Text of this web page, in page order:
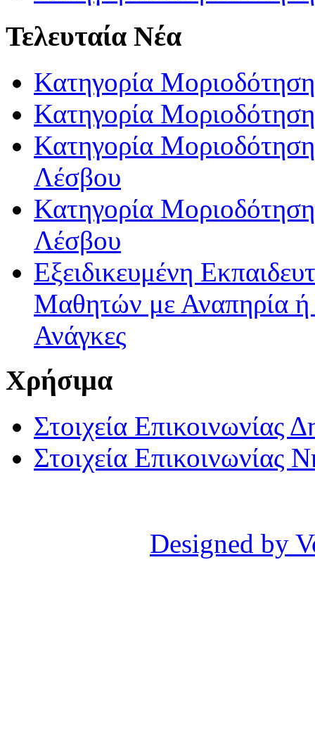
Τελευταία Νέα
Κατηγορία
Κατηγορία
Κατηγορία
Λέσβου
Κατηγορία
Λέσβου
Εξειδικευμένη
Μαθητών με Αναπηρία ή /
Ανάγκες
Χρήσιμα
Στοιχεία Επικοινωνίας
Στοιχεία Επικοινωνίας
Designed by